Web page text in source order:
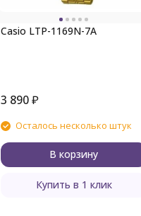
Casio LTP-1169N-7A
3 890₽
Осталось несколько штук
В корзину
Купить в 1 клик